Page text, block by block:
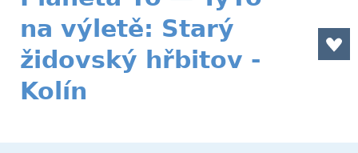
na výletě: Starý
židovský hřbitov -
Kolín